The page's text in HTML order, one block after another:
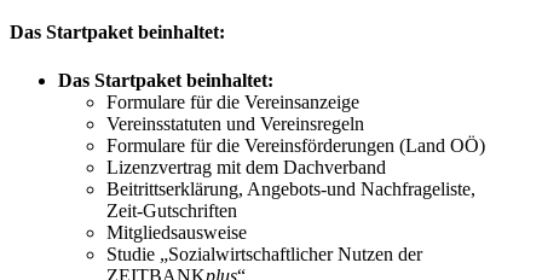
Das Startpaket beinhaltet:
Das Startpaket beinhaltet:
Formulare für die Vereinsanzeige
Vereinsstatuten und Vereinsregeln
Formulare für die Vereinsförderungen (Land OÖ)
Lizenzvertrag mit dem Dachverband
Beitrittserklärung, Angebots-und Nachfrageliste,
Zeit-Gutschriften
Mitgliedsausweise
Studie „Sozialwirtschaftlicher Nutzen der
ZEITBANKplus“